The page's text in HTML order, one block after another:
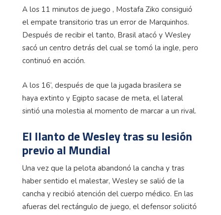
A los 11 minutos de juego , Mostafa Ziko consiguió
el empate transitorio tras un error de Marquinhos.
Después de recibir el tanto, Brasil atacó y Wesley
sacó un centro detrás del cual se tomó la ingle, pero
continuó en acción.
A los 16‘, después de que la jugada brasilera se
haya extinto y Egipto sacase de meta, el lateral
sintió una molestia al momento de marcar a un rival.
El llanto de Wesley tras su lesión
previo al Mundial
Una vez que la pelota abandonó la cancha y tras
haber sentido el malestar, Wesley se salió de la
cancha y recibió atención del cuerpo médico. En las
afueras del rectángulo de juego, el defensor solicitó